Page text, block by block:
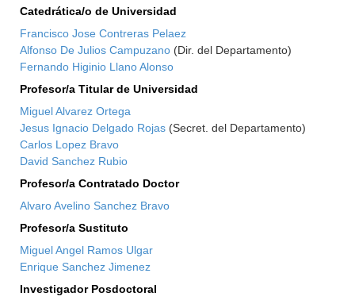
Catedrática/o de Universidad
Francisco Jose Contreras Pelaez
Alfonso De Julios Campuzano (Dir. del Departamento)
Fernando Higinio Llano Alonso
Profesor/a Titular de Universidad
Miguel Alvarez Ortega
Jesus Ignacio Delgado Rojas (Secret. del Departamento)
Carlos Lopez Bravo
David Sanchez Rubio
Profesor/a Contratado Doctor
Alvaro Avelino Sanchez Bravo
Profesor/a Sustituto
Miguel Angel Ramos Ulgar
Enrique Sanchez Jimenez
Investigador Posdoctoral